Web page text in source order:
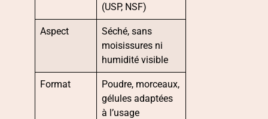
(USP, NSF)
Aspect
Séché, sans
moisissures ni
humidité visible
Format
Poudre, morceaux,
gélules adaptées
à l’usage